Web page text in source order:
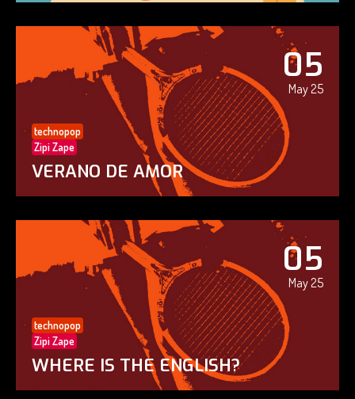
05
May 25
technopop
Zipi Zape
VERANO DE AMOR
05
May 25
technopop
Zipi Zape
WHERE IS THE ENGLISH?